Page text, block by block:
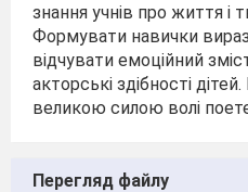
знання учнів про життя і
Формувати навички
відчувати емоційний
акторські здібності
великою силою волі
Перегляд файлу